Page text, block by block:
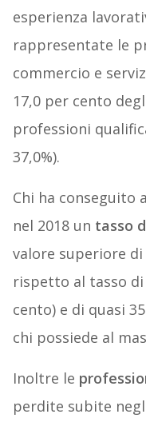
esperienza
rappresentate le
commercio e
17,0 per cento
professioni
37,0%).
Chi ha conseguito
nel 2018 un tasso
valore superiore
rispetto al tasso
cento) e di quasi
chi possiede al
Inoltre le
perdite subite